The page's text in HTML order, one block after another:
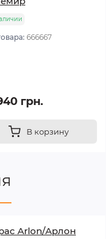
666667
грн.
В корзину
Arlon/Арлон